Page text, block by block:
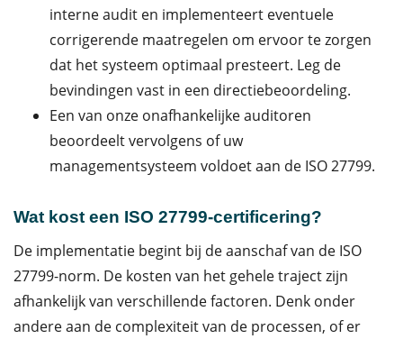
interne audit en implementeert eventuele
corrigerende maatregelen om ervoor te zorgen
dat het systeem optimaal presteert. Leg de
bevindingen vast in een directiebeoordeling.
Een van onze onafhankelijke auditoren
beoordeelt vervolgens of uw
managementsysteem voldoet aan de ISO 27799.
Wat kost een ISO 27799-certificering?
De implementatie begint bij de aanschaf van de ISO
27799-norm. De kosten van het gehele traject zijn
afhankelijk van verschillende factoren. Denk onder
andere aan de complexiteit van de processen, of er